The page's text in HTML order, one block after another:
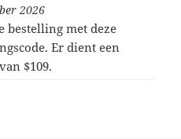
2026
bestelling met deze
Er dient een
$109.
kortingscodes